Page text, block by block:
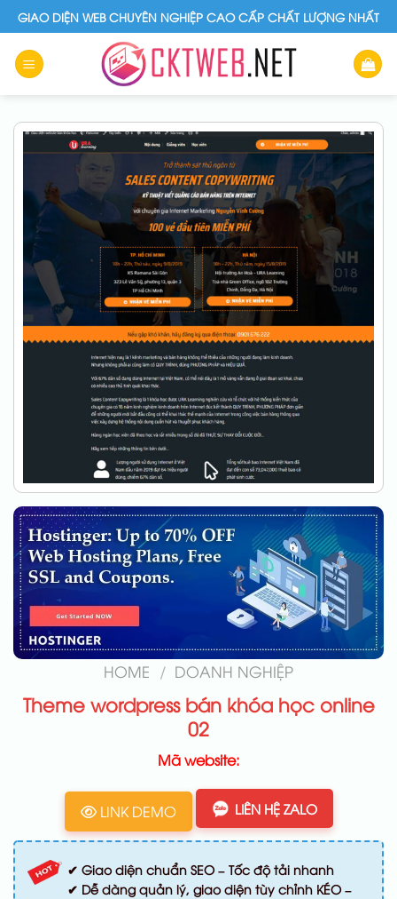
Skip
to
content
GIAO DIỆN WEB CHUYÊN NGHIỆP CAO CẤP CHẤT LƯỢNG NHẤT
HOME / DOANH NGHIỆP
Theme wordpress bán khóa học online
02
Mã website:
LINK DEMO LIÊN HỆ ZALO
✔ Giao diện chuẩn SEO – Tốc độ tải nhanh
✔ Dễ dàng quản lý, giao diện tùy chỉnh KÉO –